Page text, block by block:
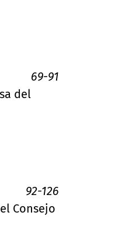
69-91
del
92-126
Consejo